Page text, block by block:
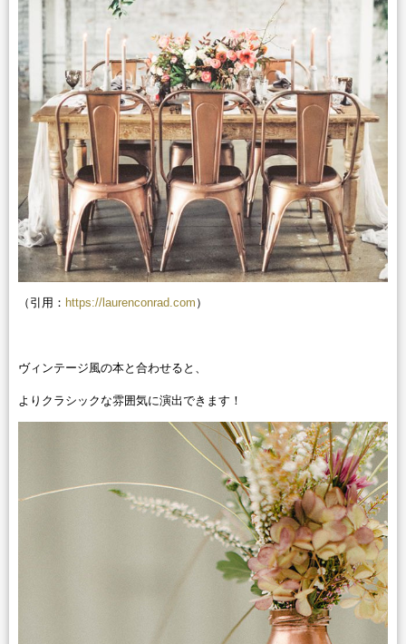
（引用： https://laurenconrad.com ）
ヴィンテージ風の本と合わせると、
よりクラシックな雰囲気に演出できます！